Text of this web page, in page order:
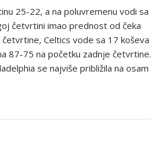
25-22, a na poluvremenu vodi sa
četvrtini imao prednost od čeka
Celtics vode sa 17 koševa
87-75 na početku zadnje četvrtine.
se najviše približila na osam